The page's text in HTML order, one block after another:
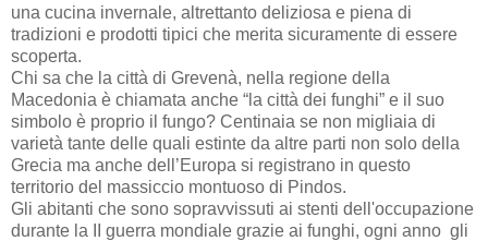
una cucina invernale, altrettanto deliziosa e piena di
tradizioni e prodotti tipici che merita sicuramente di essere
scoperta.
Chi sa che la città di Grevenà, nella regione della
Macedonia è chiamata anche “la città dei funghi” e il suo
simbolo è proprio il fungo? Centinaia se non migliaia di
varietà tante delle quali estinte da altre parti non solo della
Grecia ma anche dell’Europa si registrano in questo
territorio del massiccio montuoso di Pindos.
Gli abitanti che sono sopravvissuti ai stenti dell'occupazione
durante la II guerra mondiale grazie ai funghi, ogni anno gli